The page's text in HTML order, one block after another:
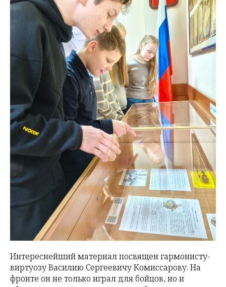
Интереснейший материал посвящен гармонисту-
виртуозуВасилию Сергеевичу Комиссарову. На
фронте он не только играл для бойцов, но и